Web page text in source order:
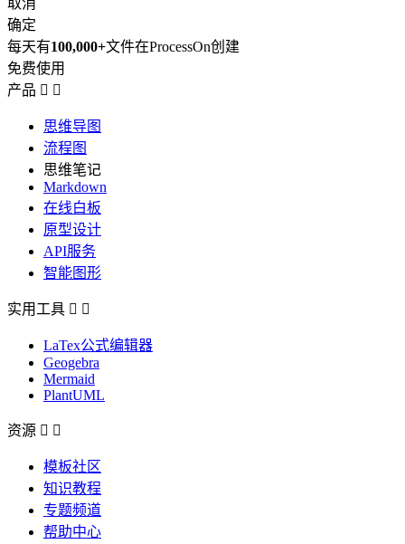
确定
每天有100,000+文件在ProcessOn创建
免费使用
产品  
思维导图
流程图
思维笔记
Markdown
在线白板
原型设计
API服务
智能图形
实用工具  
LaTex公式编辑器
Geogebra
Mermaid
PlantUML
资源  
模板社区
知识教程
专题频道
帮助中心